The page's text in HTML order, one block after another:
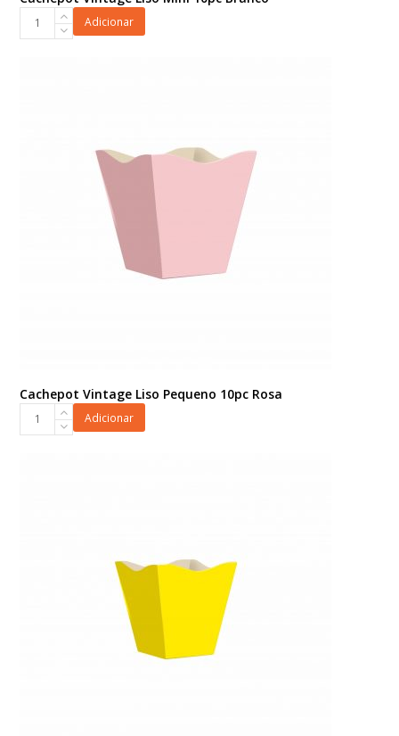
Cachepot
Adicionar
Cachepot Vintage Liso Pequeno 10pc Rosa
Cachepot
Adicionar